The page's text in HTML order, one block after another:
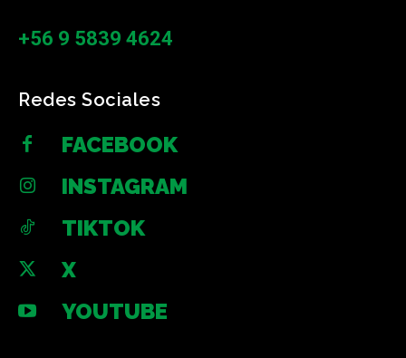
+56 9 5839 4624
Redes Sociales
FACEBOOK
INSTAGRAM
TIKTOK
X
YOUTUBE